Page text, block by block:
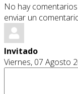
No hay
enviar un
Invitado
Viernes, 07 Agosto